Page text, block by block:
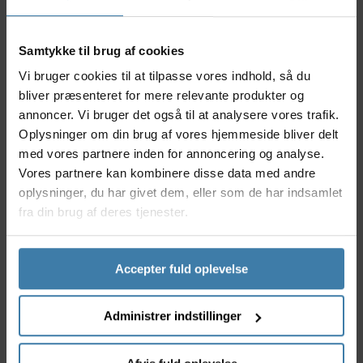
Samtykke til brug af cookies
Vi bruger cookies til at tilpasse vores indhold, så du
bliver præsenteret for mere relevante produkter og
annoncer. Vi bruger det også til at analysere vores trafik.
Oplysninger om din brug af vores hjemmeside bliver delt
med vores partnere inden for annoncering og analyse.
Vores partnere kan kombinere disse data med andre
oplysninger, du har givet dem, eller som de har indsamlet
fra din brug af deres tjenester.
Accepter fuld oplevelse
Administrer indstillinger
Fremstillet i holdbart stål for lang levetid
Passer til kranksæt med én klinge
44T gear - ideelt til alsidig cykling
104 mm bolt circle diameter
Nem montering og kompatibilitet med mange
cykeltyper
Anvendelse
Lasco klingen er designet til cyklister, der ønsker et
simpelt og effektivt gearsystem uden unødige
komplikationer. Den er velegnet til mountainbikes,
citybikes og trekking-cykler og gør det nemt at holde
vedligeholdelse på et minimum. Samtidig giver
krævende forhold. Både begyndere og øvede
cyklister vil sætte pris på den stærke og stabile
ydeevne.